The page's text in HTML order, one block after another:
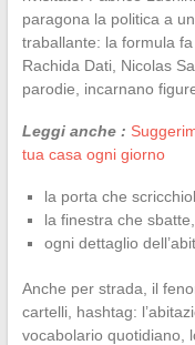
paragona la politica a
traballante: la formula
Rachida Dati, Nicolas
parodie, incarnano
Leggi anche :
tua casa ogni giorno
la porta che
la finestra che sbatte,
ogni dettaglio
Anche per strada, il
cartelli, hashtag:
vocabolario quotidiano,